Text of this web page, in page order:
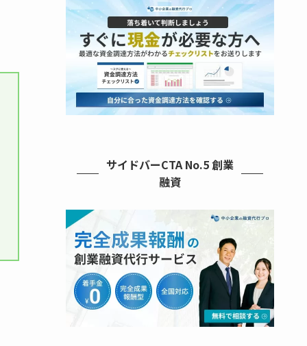
サイドバーCTA No.5 創業
融資